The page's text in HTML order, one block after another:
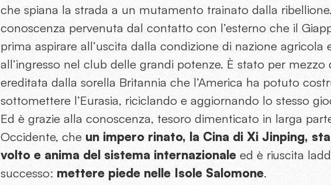
che spiana la strada a un mutamento trainato dalla
conoscenza pervenuta dal contatto con l’esterno che il
prima aspirare all’uscita dalla condizione di nazione agricola
all’ingresso nel club delle grandi potenze. È stato per mezzo
ereditata dalla sorella Britannia che l’America ha potuto
sottomettere l’Eurasia, riciclando e aggiornando lo stesso
Ed è grazie alla conoscenza, tesoro dimenticato in larga
Occidente, che un impero rinato, la Cina di Xi Jinping,
volto e anima del sistema internazionale ed è riuscita
successo: mettere piede nelle Isole Salomone.